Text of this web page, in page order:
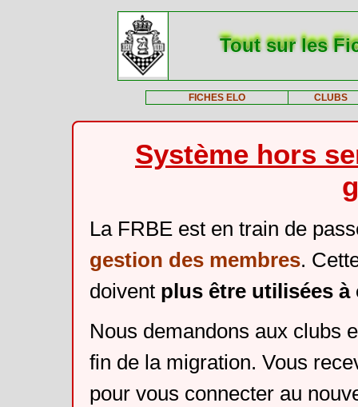
Tout sur les
FICHES ELO CLUBS
Système hors
La FRBE est en train de
gestion des membres.
doivent plus être utilisées
Nous demandons aux clubs
fin de la migration. Vous
pour vous connecter au